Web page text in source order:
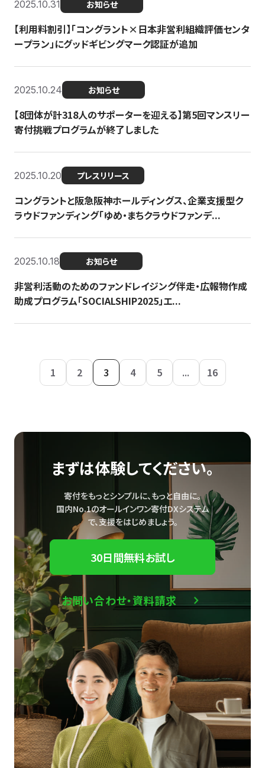
2025.10.31 お知らせ
【利用料割引】「コングラント×日本非営利組織評価センタ
ープラン」にグッドギビングマーク認証が追加
2025.10.24 お知らせ
【8団体が計318人のサポーターを迎える】​​第5回マンスリー
寄付挑戦プログラムが終了しました
2025.10.20 プレスリリース
コングラントと阪急阪神ホールディングス、企業支援型ク
ラウドファンディング「ゆめ・まちクラウドファンデ...
2025.10.18 お知らせ
非営利活動のためのファンドレイジング伴走・広報物作成
助成プログラム「SOCIALSHIP2025」エ...
1 2 3 4 5 ... 16
まずは体験してください。
寄付をもっとシンプルに、もっと自由に。
国内No.1のオールインワン寄付DXシステム
で、支援をはじめましょう。
30日間無料お試し
お問い合わせ・資料請求